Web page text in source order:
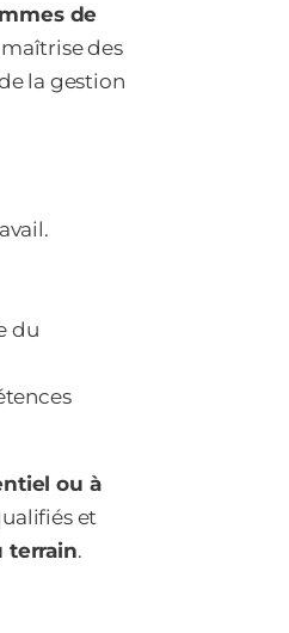
de
des
la gestion
du
ou à
et
terrain.